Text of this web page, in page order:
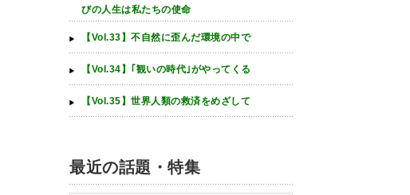
びの人生は私たちの使命
【Vol.33】不自然に歪んだ環境の中で
【Vol.34】｢観いの時代｣がやってくる
【Vol.35】世界人類の救済をめざして
最近の話題・特集